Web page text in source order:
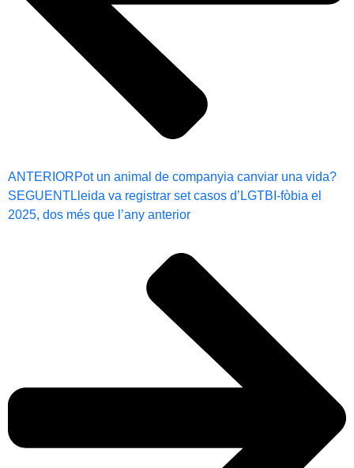
ANTERIORPot un animal de companyia canviar una vida?
SEGUENTLleida va registrar set casos d’LGTBI-fòbia el
2025, dos més que l’any anterior